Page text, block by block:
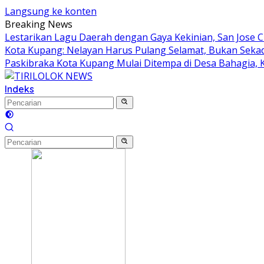
Langsung ke konten
Breaking News
Lestarikan Lagu Daerah dengan Gaya Kekinian, San Jose
Kota Kupang: Nelayan Harus Pulang Selamat, Bukan
Paskibraka Kota Kupang Mulai Ditempa di Desa Bahagia,
Indeks